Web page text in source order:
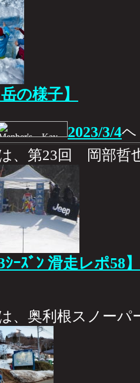
の様子】
2023/3/4ヘ
、第23回 岡部哲
ｼｰｽﾞﾝ 滑走レポ58】
、奥利根スノーパ